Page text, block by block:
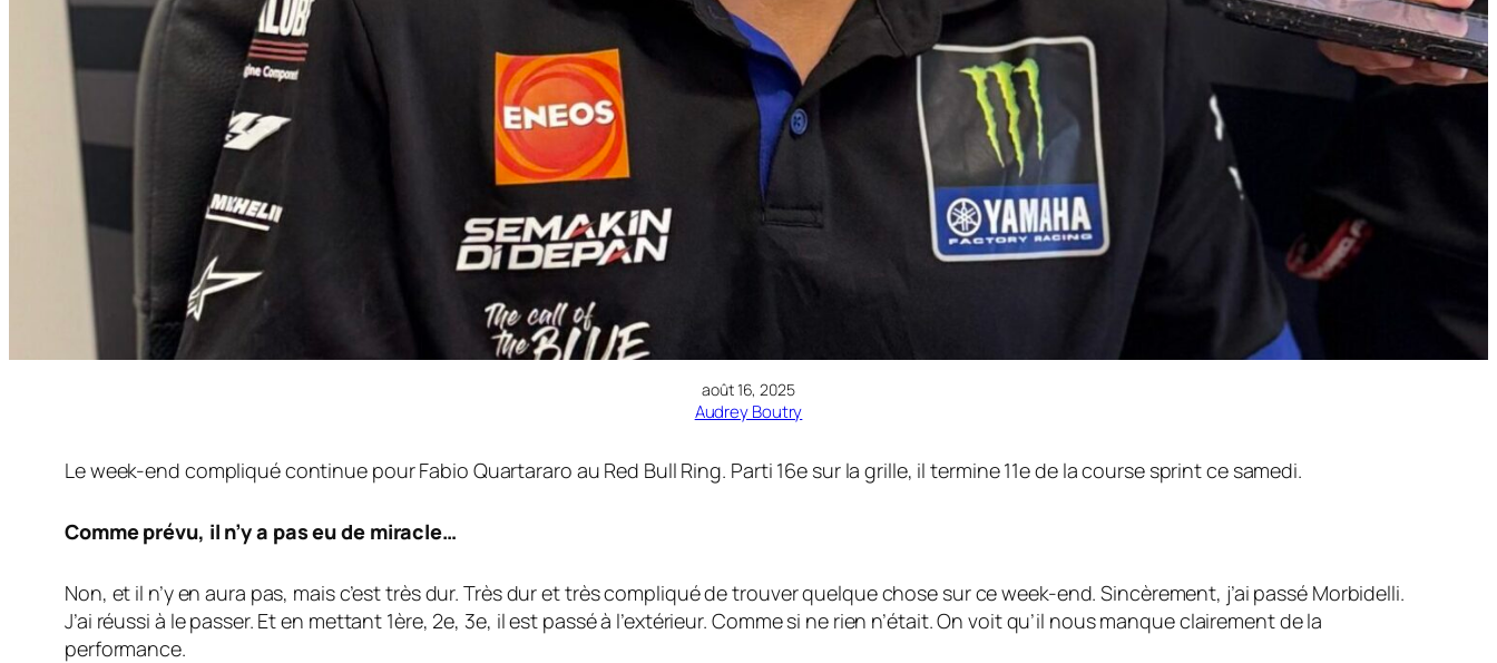
août 16, 2025
Audrey Boutry
Le week-end compliqué continue pour Fabio Quartararo au Red Bull Ring. Parti 16e sur la grille, il termine 11e de la course sprint ce samedi.
Comme prévu, il n’y a pas eu de miracle…
Non, et il n’y en aura pas, mais c’est très dur. Très dur et très compliqué de trouver quelque chose sur ce week-end. Sincèrement, j’ai passé Morbidelli.
J’ai réussi à le passer. Et en mettant 1ère, 2e, 3e, il est passé à l’extérieur. Comme si ne rien n’était. On voit qu’il nous manque clairement de la
performance.